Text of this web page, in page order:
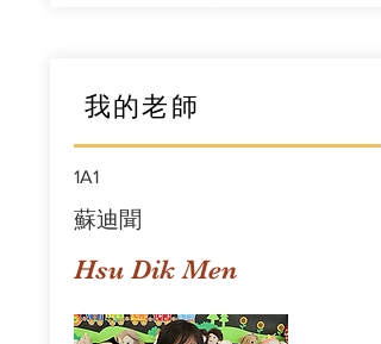
我的老師
1A1
蘇迪聞
Hsu Dik Men